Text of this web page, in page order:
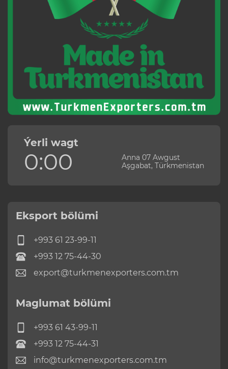
Ýerli wagt
0:00
Anna 07 Awgust
Aşgabat, Türkmenistan
Eksport bölümi
+993 61 23-99-11
+993 12 75-44-30
export@turkmenexporters.com.tm
Maglumat bölümi
+993 61 43-99-11
+993 12 75-44-31
info@turkmenexporters.com.tm